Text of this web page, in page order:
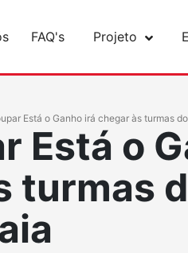
FAQ's Projeto
Está o Ganho irá chegar às turmas
Está o
turmas